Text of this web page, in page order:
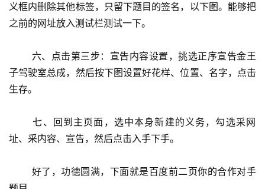
义框内删除其他标签，只留下题目的签名，以下图。能够把
之前的网址放入测试栏测试一下。
子驾驶室总成，然后按下图设置好花样、位置、名字，点击
生存。
址、采内容、宣告，然后点击入手下手。